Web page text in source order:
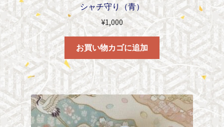
シャチ守り（青）
¥1,000
お買い物カゴに追加